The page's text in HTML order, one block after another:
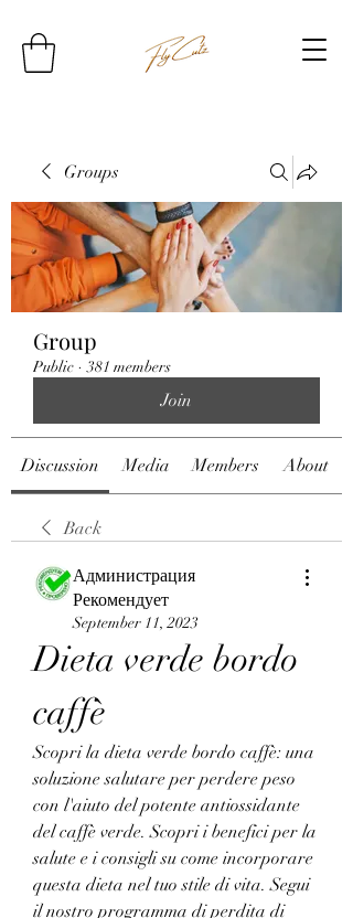
Groups
Group
Public · 381 members
Join
Discussion Media Members About
Back
Администрация
Рекомендует
September 11, 2023
Dieta verde bordo
caffè
Scopri la dieta verde bordo caffè: una
soluzione salutare per perdere peso
con l'aiuto del potente antiossidante
del caffè verde. Scopri i benefici per la
salute e i consigli su come incorporare
questa dieta nel tuo stile di vita. Segui
il nostro programma di perdita di